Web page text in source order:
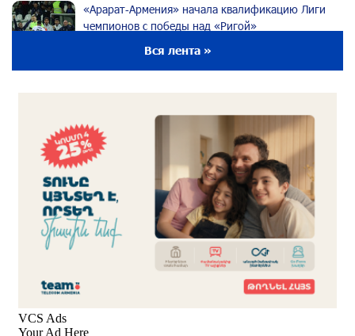
«Арарат‑Армения» начала квалификацию Лиги
чемпионов с победы над «Ригой»
около одного месяца назад
Аравийским морем
около одного месяца назад
Вопрос об аресте Чалабяна дошел до
Европейского парламента: «Паст»
около одного месяца назад
и чего на самом деле ожидает общество?
Вся лента »